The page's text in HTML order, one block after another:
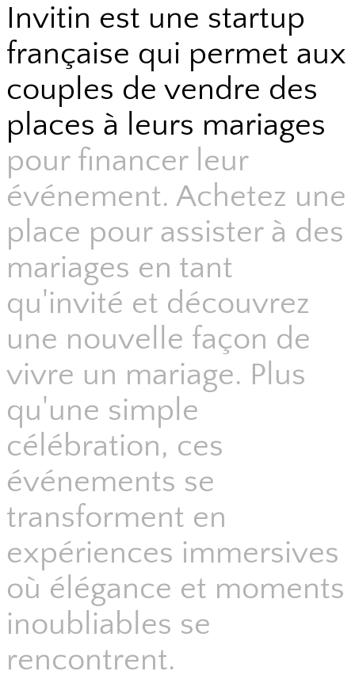
Invitin est une startup
française qui permet aux
couples de vendre des
places à leurs mariages
pour financer leur
événement. Achetez une
place pour assister à des
mariages en tant
qu'invité et découvrez
une nouvelle façon de
vivre un mariage. Plus
qu'une simple
célébration, ces
événements se
transforment en
expériences immersives
où élégance et moments
inoubliables se
rencontrent.